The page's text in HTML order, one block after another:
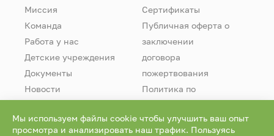
Миссия
Команда
Работа у нас
Детские учреждения
Документы
Новости
Сертификаты
Публичная оферта о
заключении
договора
пожертвования
Политика по
персональных
Мы используем файлы cookie чтобы улучшить ваш опыт
просмотра и анализировать наш трафик. Пользуясь